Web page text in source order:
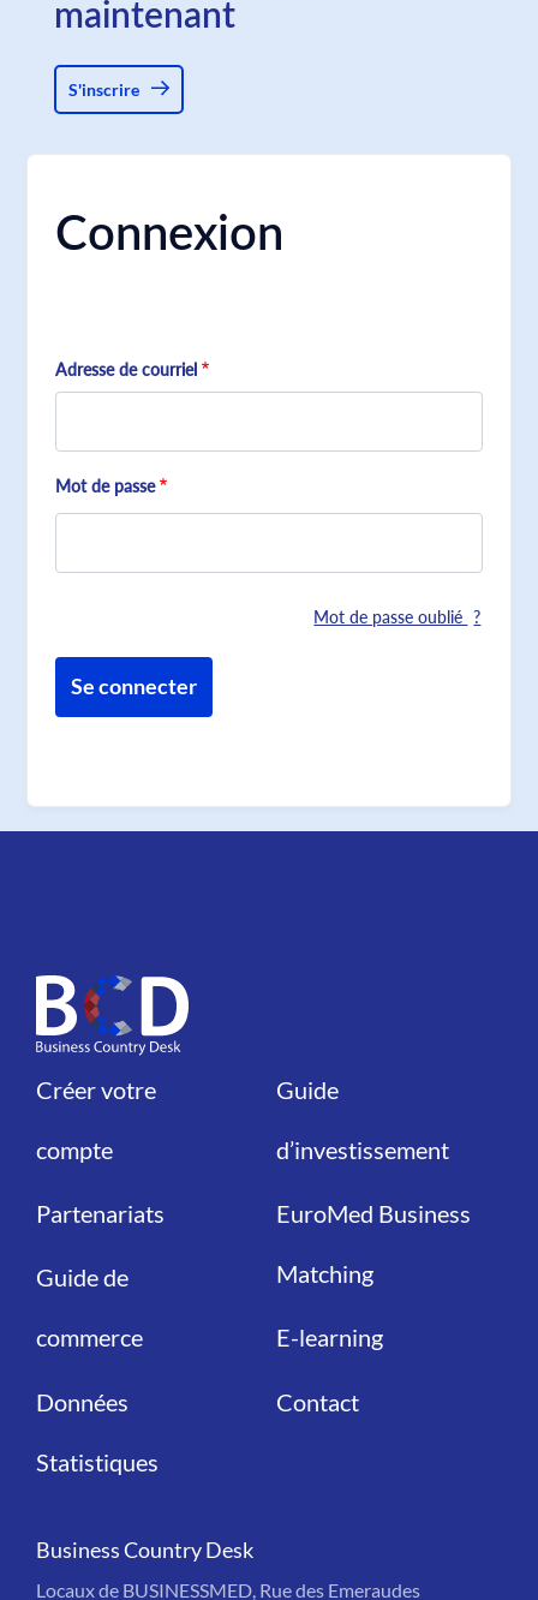
Connexion
Adresse de courriel
Mot de passe
Mot de passe oublié
maintenant
S'inscrire
Liens
Créer votre
compte
Partenariats
Guide de
commerce
Données
Statistiques
Liens
Guide
d’investissement
EuroMed Business
Matching
E-learning
Contact
Business Country Desk
Locaux de BUSINESSMED, Rue des Emeraudes